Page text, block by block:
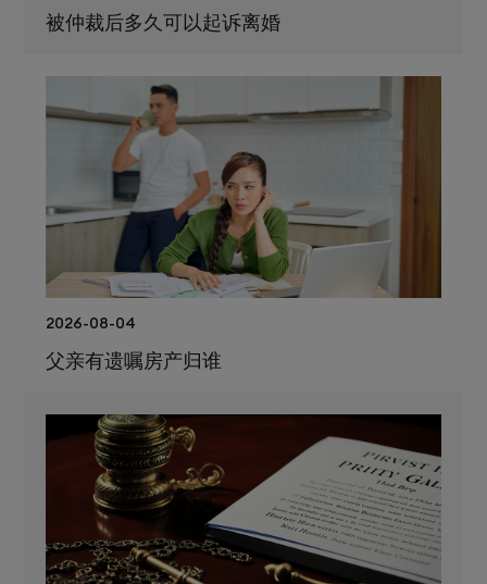
被仲裁后多久可以起诉离婚
2026-08-04
父亲有遗嘱房产归谁